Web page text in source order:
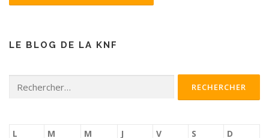
LE BLOG DE LA KNF
L M M J V S D